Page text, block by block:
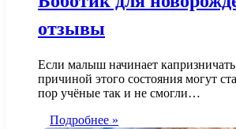
отзывы
Если малыш начинает капризничать
причиной этого состояния могут
пор учёные так и не смогли…
Подробнее »